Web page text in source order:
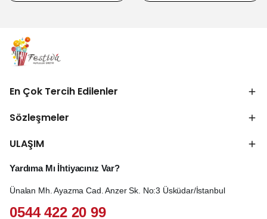
En Çok Tercih Edilenler
Sözleşmeler
ULAŞIM
Yardıma Mı İhtiyacınız Var?
Ünalan Mh. Ayazma Cad. Anzer Sk. No:3 Üsküdar/İstanbul
0544 422 20 99